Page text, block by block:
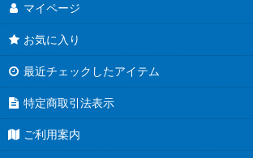
マイページ
お気に入り
最近チェックしたアイテム
特定商取引法表示
ご利用案内